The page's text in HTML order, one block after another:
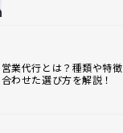
営業代行とは？種類や特
合わせた選び方を解説！